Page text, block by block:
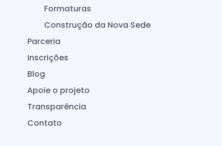
Formaturas
Construção da Nova Sede
Parceria
Inscrições
Blog
Apoie o projeto
Transparência
Contato